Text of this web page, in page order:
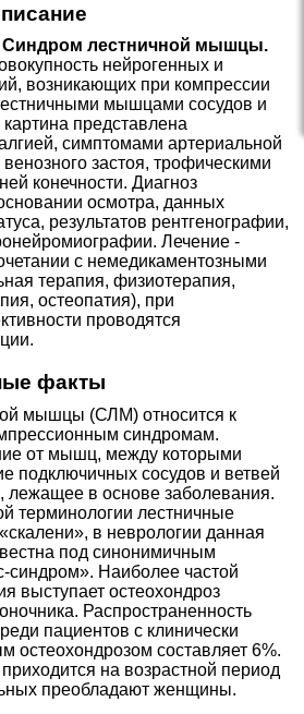
лестничной мышцы.
нейрогенных и
возникающих при компрессии
мышцами сосудов и
представлена
симптомами артериальной
застоя, трофическими
конечности. Диагноз
осмотра, данных
результатов рентгенографии,
Лечение -
с немедикаментозными
терапия, физиотерапия,
остеопатия), при
проводятся
факты
мышцы (СЛМ) относится к
синдромам.
от мышц, между которыми
подключичных сосудов и ветвей
лежащее в основе заболевания.
терминологии лестничные
в неврологии данная
под синонимичным
синдром». Наиболее частой
выступает остеохондроз
Распространенность
пациентов с клинически
составляет 6%.
на возрастной период
преобладают женщины.